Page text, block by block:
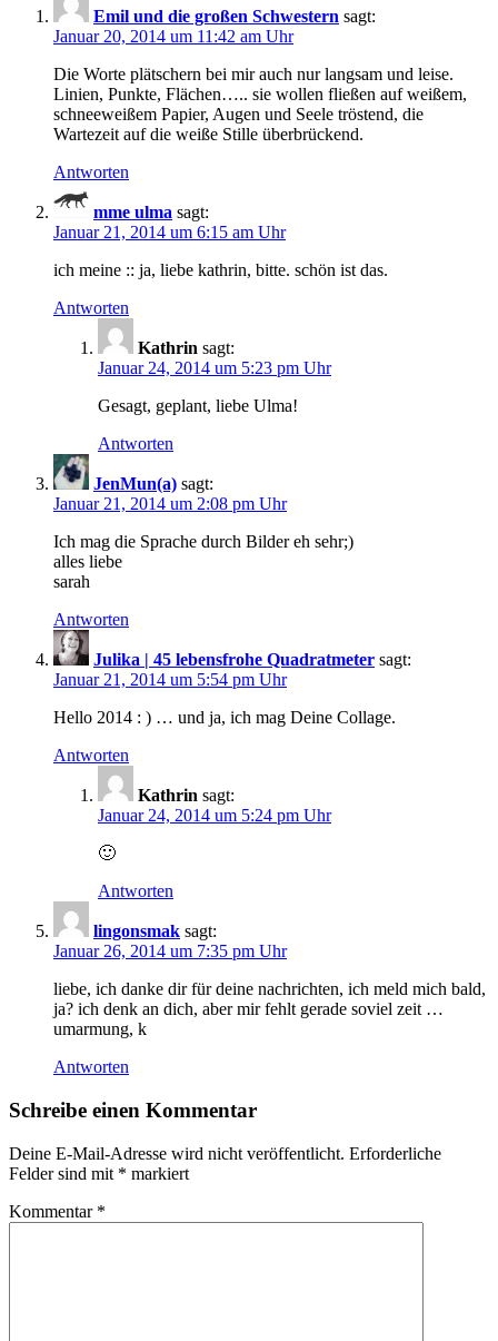
Emil und die großen Schwestern sagt:
Januar 20, 2014 um 11:42 am Uhr
Die Worte plätschern bei mir auch nur langsam und leise.
Linien, Punkte, Flächen….. sie wollen fließen auf weißem,
schneeweißem Papier, Augen und Seele tröstend, die
Wartezeit auf die weiße Stille überbrückend.
Antworten
mme ulma sagt:
Januar 21, 2014 um 6:15 am Uhr
ich meine :: ja, liebe kathrin, bitte. schön ist das.
Antworten
Kathrin sagt:
Januar 24, 2014 um 5:23 pm Uhr
Gesagt, geplant, liebe Ulma!
Antworten
JenMun(a) sagt:
Januar 21, 2014 um 2:08 pm Uhr
Ich mag die Sprache durch Bilder eh sehr;)
alles liebe
sarah
Antworten
Julika | 45 lebensfrohe Quadratmeter sagt:
Januar 21, 2014 um 5:54 pm Uhr
Hello 2014 : ) … und ja, ich mag Deine Collage.
Antworten
Kathrin sagt:
Januar 24, 2014 um 5:24 pm Uhr
🙂
Antworten
lingonsmak sagt:
Januar 26, 2014 um 7:35 pm Uhr
liebe, ich danke dir für deine nachrichten, ich meld mich bald,
ja? ich denk an dich, aber mir fehlt gerade soviel zeit …
umarmung, k
Antworten
Schreibe einen Kommentar
Deine E-Mail-Adresse wird nicht veröffentlicht. Erforderliche
Felder sind mit * markiert
Kommentar *